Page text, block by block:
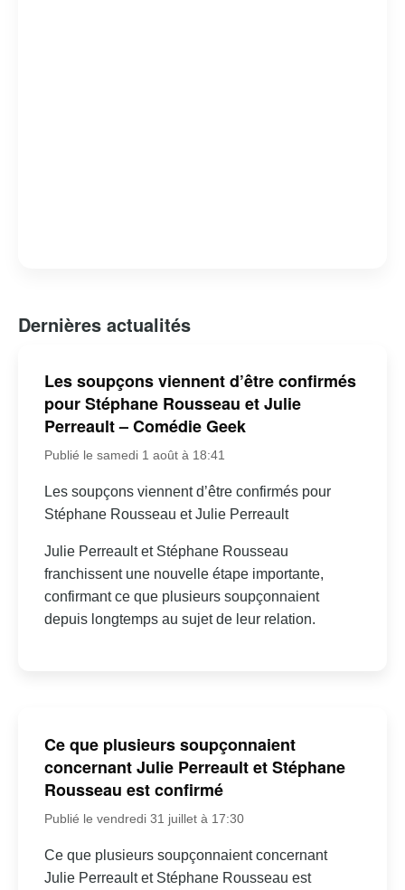
Dernières actualités
Les soupçons viennent d’être confirmés
pour Stéphane Rousseau et Julie
Perreault – Comédie Geek
Publié le samedi 1 août à 18:41
Les soupçons viennent d’être confirmés pour
Stéphane Rousseau et Julie Perreault
Julie Perreault et Stéphane Rousseau
franchissent une nouvelle étape importante,
confirmant ce que plusieurs soupçonnaient
depuis longtemps au sujet de leur relation.
Ce que plusieurs soupçonnaient
concernant Julie Perreault et Stéphane
Rousseau est confirmé
Publié le vendredi 31 juillet à 17:30
Ce que plusieurs soupçonnaient concernant
Julie Perreault et Stéphane Rousseau est